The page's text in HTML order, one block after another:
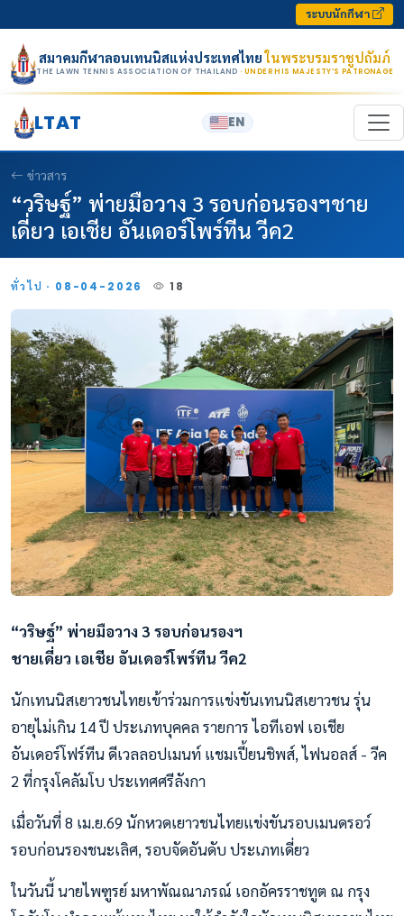
ระบบนักกีฬา
สมาคมกีฬาลอนเทนนิสแห่งประเทศไทยในพระบรมราชูปถัมภ์
THE LAWN TENNIS ASSOCIATION OF THAILAND · UNDER HIS MAJESTY’S PATRONAGE
LTAT EN
ข่าวสาร
“วริษฐ์” พ่ายมือวาง 3 รอบก่อนรองฯชาย
เดี่ยว เอเชีย อันเดอร์โพร์ทีน วีค2
ทั่วไป · 08-04-2026 18
“วริษฐ์” พ่ายมือวาง 3 รอบก่อนรองฯ
ชายเดี่ยว เอเชีย อันเดอร์โพร์ทีน วีค2
นักเทนนิสเยาวชนไทยเข้าร่วมการแข่งขันเทนนิสเยาวชน รุ่น
อายุไม่เกิน 14 ปี ประเภทบุคคล รายการ ไอทีเอฟ เอเชีย
อันเดอร์โฟร์ทีน ดีเวลลอปเมนท์ แชมเปี้ยนชิพส์, ไฟนอลส์ - วีค
2 ที่กรุงโคลัมโบ ประเทศศรีลังกา
เมื่อวันที่ 8 เม.ย.69 นักหวดเยาวชนไทยแข่งขันรอบเมนดรอว์
รอบก่อนรองชนะเลิศ, รอบจัดอันดับ ประเภทเดี่ยว
ในวันนี้ นายไพฑูรย์ มหาพัณณาภรณ์ เอกอัครราชทูต ณ กรุง